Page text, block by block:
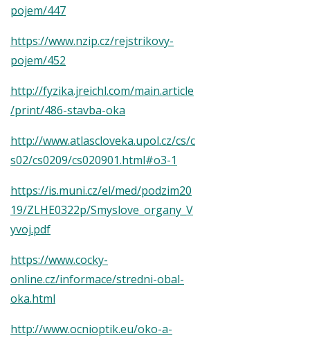
pojem/447
https://www.nzip.cz/rejstrikovy-
pojem/452
http://fyzika.jreichl.com/main.article
/print/486-stavba-oka
http://www.atlascloveka.upol.cz/cs/c
s02/cs0209/cs020901.html#o3-1
https://is.muni.cz/el/med/podzim20
19/ZLHE0322p/Smyslove_organy_V
yvoj.pdf
https://www.cocky-
online.cz/informace/stredni-obal-
oka.html
http://www.ocnioptik.eu/oko-a-